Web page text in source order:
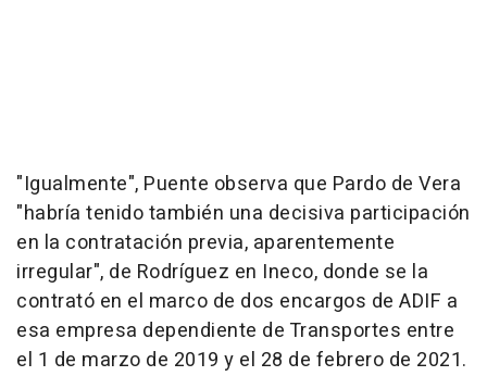
"Igualmente", Puente observa que Pardo de Vera
"habría tenido también una decisiva participación
en la contratación previa, aparentemente
irregular", de Rodríguez en Ineco, donde se la
contrató en el marco de dos encargos de ADIF a
esa empresa dependiente de Transportes entre
el 1 de marzo de 2019 y el 28 de febrero de 2021.